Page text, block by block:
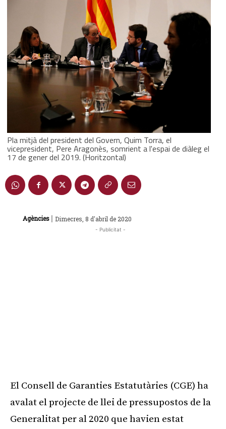
Pla mitjà del president del Govern, Quim Torra, el
vicepresident, Pere Aragonès, somrient a l'espai de diàleg el
17 de gener del 2019. (Horitzontal)
Agències | Dimecres, 8 d'abril de 2020
- Publicitat -
El Consell de Garanties Estatutàries (CGE) ha
avalat el projecte de llei de pressupostos de la
Generalitat per al 2020 que havien estat